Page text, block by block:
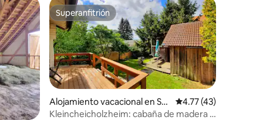
Superanfitrión
Superanfitrión
Alojamiento vacacional en Sc
hefflenz
Calificación
4.77 (43)
Kleincheicholzheim: cabaña de madera y